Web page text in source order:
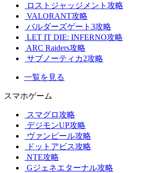
ロストジャッジメント攻略
VALORANT攻略
バルダーズゲート3攻略
LET IT DIE: INFERNO攻略
ARC Raiders攻略
サブノーティカ2攻略
一覧を見る
スマホゲーム
スマグロ攻略
デジモンUP攻略
ヴァンピール攻略
ドットアビス攻略
NTE攻略
Gジェネエターナル攻略